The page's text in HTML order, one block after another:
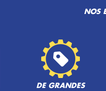
NOS
DE GRANDES